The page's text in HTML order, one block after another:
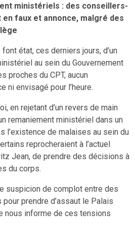
ministériels : des conseillers-
faux et annonce, malgré des
état, ces derniers jours, d’un
au sein du Gouvernement
proches du CPT, aucun
ni envisagé pour l’heure.
en rejetant d’un revers de main
remaniement ministériel dans un
l’existence de malaises au sein du
reprocheraient à l’actuel
Jean, de prendre des décisions à
du corps.
suspicion de complot entre des
prendre d’assaut le Palais
nous informe de ces tensions